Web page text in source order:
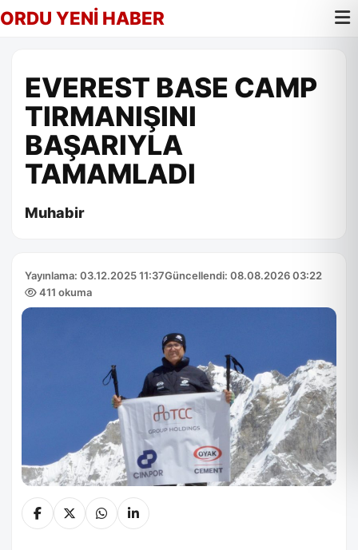
ORDU YENİ HABER
EVEREST BASE CAMP
TIRMANIŞINI
BAŞARIYLA
TAMAMLADI
Muhabir
Yayınlama: 03.12.2025 11:37Güncellendi: 08.08.2026 03:22
411 okuma